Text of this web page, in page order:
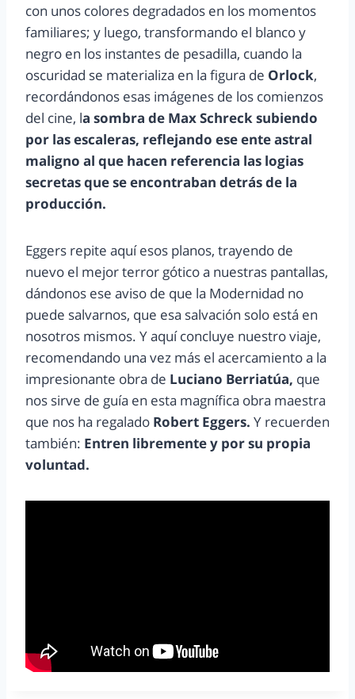
con unos colores degradados en los momentos
familiares; y luego, transformando el blanco y
negro en los instantes de pesadilla, cuando la
oscuridad se materializa en la figura de Orlock,
recordándonos esas imágenes de los comienzos
del cine, la sombra de Max Schreck subiendo
por las escaleras, reflejando ese ente astral
maligno al que hacen referencia las logias
secretas que se encontraban detrás de la
producción.
Eggers repite aquí esos planos, trayendo de
nuevo el mejor terror gótico a nuestras pantallas,
dándonos ese aviso de que la Modernidad no
puede salvarnos, que esa salvación solo está en
nosotros mismos. Y aquí concluye nuestro viaje,
recomendando una vez más el acercamiento a la
impresionante obra de Luciano Berriatúa, que
nos sirve de guía en esta magnífica obra maestra
que nos ha regalado Robert Eggers. Y recuerden
también: Entren libremente y por su propia
voluntad.